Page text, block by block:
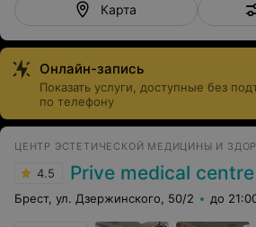
Карта
Онлайн-запись
Показать услуги, доступные без
по телефону
ЦЕНТР ЭСТЕТИЧЕСКОЙ МЕДИЦИНЫ И
4.5 Prive medical centre
Брест, ул. Дзержинского, 50/2 до